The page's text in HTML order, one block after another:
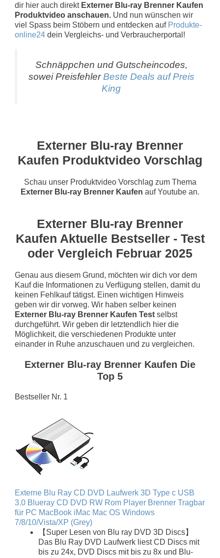
dir hier auch direkt Externer Blu-ray Brenner Kaufen
Produktvideo anschauen. Und nun wünschen wir
viel Spass beim Stöbern und entdecken auf Produkte-
online24 dein Vergleichs- und Verbraucherportal!
Schnäppchen und Gutscheincodes,
sowei Preisfehler Beste Deals auf Preis
King
Externer Blu-ray Brenner
Kaufen Produktvideo Vorschlag
Schau unser Produktvideo Vorschlag zum Thema
Externer Blu-ray Brenner Kaufen auf Youtube an.
Externer Blu-ray Brenner
Kaufen Aktuelle Bestseller - Test
oder Vergleich Februar 2025
Genau aus diesem Grund, möchten wir dich vor dem
Kauf die Informationen zu Verfügung stellen, damit du
keinen Fehlkauf tätigst. Einen wichtigen Hinweis
geben wir dir vorweg. Wir haben selber keinen
Externer Blu-ray Brenner Kaufen Test selbst
durchgeführt. Wir geben dir letztendlich hier die
Möglichkeit, die verschiedenen Produkte unter
einander in Ruhe anzuschauen und zu vergleichen.
Externer Blu-ray Brenner Kaufen Die
Top 5
Bestseller Nr. 1
Externe Blu Ray CD DVD Laufwerk 3D Type c USB
3.0 Blueray CD DVD RW Rom Player Brenner Tragbar
für PC MacBook iMac Mac OS Windows
7/8/10/Vista/XP (Grey)
【Super Lesen von Blu ray DVD 3D Discs】
Das Blu Ray DVD Laufwerk liest CD Discs mit
bis zu 24x, DVD Discs mit bis zu 8x und Blu-